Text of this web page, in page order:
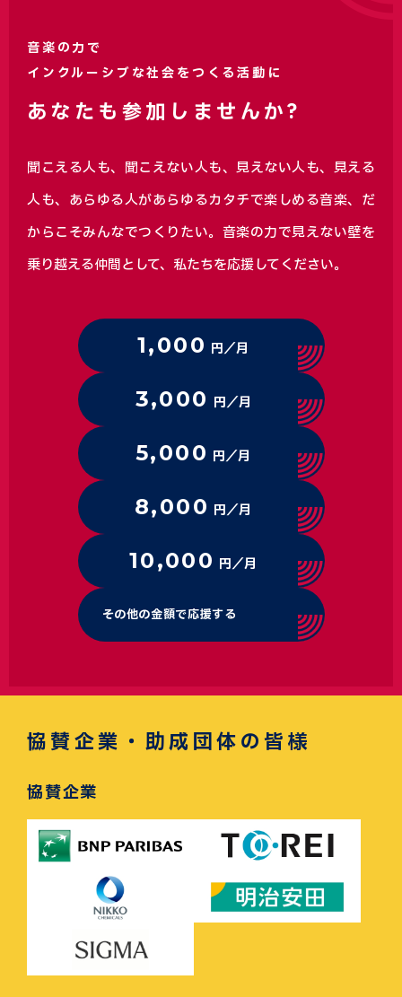
音楽の力で
インクルーシブな社会をつくる活動に
あなたも参加しませんか?
聞こえる人も、聞こえない人も、見えない人も、見える
人も、あらゆる人があらゆるカタチで楽しめる音楽、 だ
からこそみんなでつくりたい。音楽の力で見えない壁を
乗り越える仲間として、私たちを応援してください。
1,000 円／月
3,000 円／月
5,000 円／月
8,000 円／月
10,000 円／月
その他の金額で応援する
協賛企業・助成団体の皆様
協賛企業